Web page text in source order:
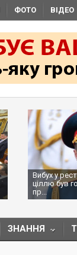
ФОТО ВІДЕО
Вибух у
ціллю був
пр...
ЗНАННЯ